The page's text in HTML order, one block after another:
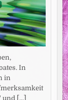
In
in
und [...]